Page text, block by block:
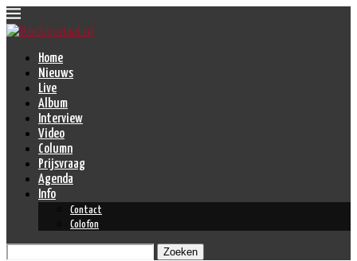
Home
Nieuws
Live
Album
Interview
Video
Column
Prijsvraag
Agenda
Info
Contact
Colofon
Zoeken